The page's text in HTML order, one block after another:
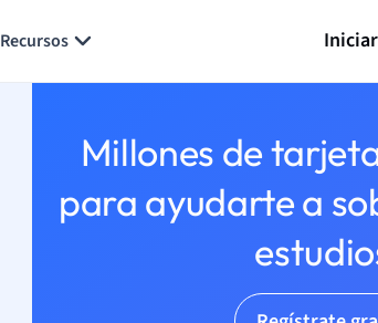
Recursos
Millones de
para ayudarte a